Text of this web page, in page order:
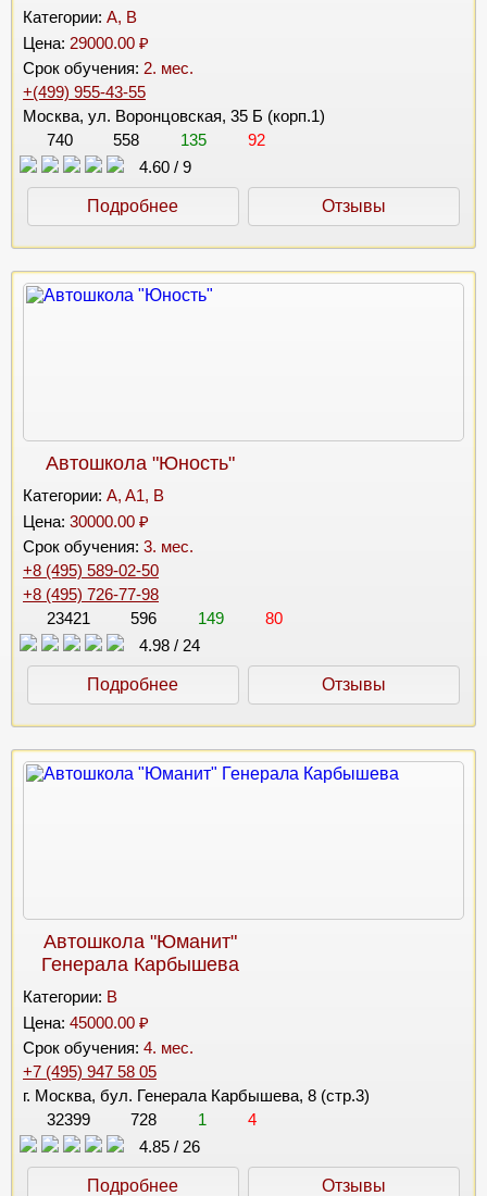
Категории: A, B
Цена: 29000.00 ₽
Срок обучения: 2. мес.
+(499) 955-43-55
Москва, ул. Воронцовская, 35 Б (корп.1)
740
558 135
92
4.60 / 9
Подробнее Отзывы
Автошкола "Юность"
Категории: A, A1, B
Цена: 30000.00 ₽
Срок обучения: 3. мес.
+8 (495) 589-02-50
+8 (495) 726-77-98
23421
596 149
80
4.98 / 24
Подробнее Отзывы
Автошкола "Юманит"
Генерала Карбышева
Категории: B
Цена: 45000.00 ₽
Срок обучения: 4. мес.
+7 (495) 947 58 05
г. Москва, бул. Генерала Карбышева, 8 (стр.3)
32399
728 1
4
4.85 / 26
Подробнее Отзывы